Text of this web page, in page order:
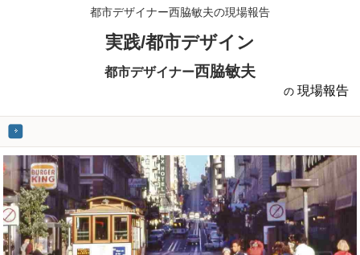
都市デザイナー西脇敏夫の現場報告
実践/都市デザイン
都市デザイナー西脇敏夫
の現場報告